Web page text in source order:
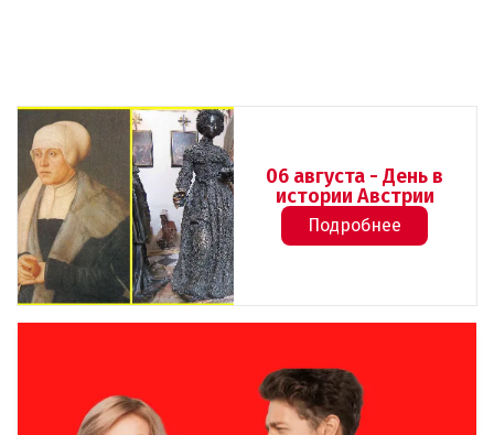
06 августа - День в
истории Австрии
Подробнее